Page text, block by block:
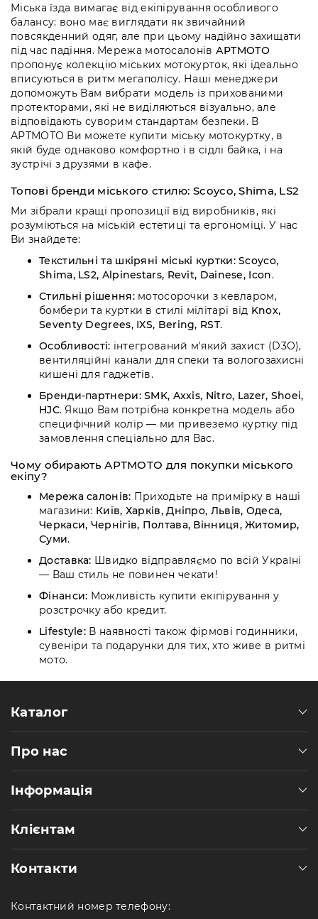
Міська їзда вимагає від екіпірування особливого
балансу: воно має виглядати як звичайний
повсякденний одяг, але при цьому надійно захищати
під час падіння. Мережа мотосалонів АРТМОТО
пропонує колекцію міських мотокурток, які ідеально
вписуються в ритм мегаполісу. Наші менеджери
допоможуть Вам вибрати модель із прихованими
протекторами, які не виділяються візуально, але
відповідають суворим стандартам безпеки. В
АРТМОТО Ви можете купити міську мотокуртку, в
якій буде однаково комфортно і в сідлі байка, і на
зустрічі з друзями в кафе.
Топові бренди міського стилю: Scoyco, Shima, LS2
Ми зібрали кращі пропозиції від виробників, які
розуміються на міській естетиці та ергономіці. У нас
Ви знайдете:
Текстильні та шкіряні міські куртки: Scoyco,
Shima, LS2, Alpinestars, Revit, Dainese, Icon.
Стильні рішення:мотосорочки з кевларом,
бомбери та куртки в стилі мілітарі від Knox,
Seventy Degrees, IXS, Bering, RST.
Особливості: інтегрований м'який захист (D3O),
вентиляційні канали для спеки та вологозахисні
кишені для гаджетів.
Бренди-партнери: SMK, Axxis, Nitro, Lazer, Shoei,
HJC. Якщо Вам потрібна конкретна модель або
специфічний колір — ми привеземо куртку під
замовлення спеціально для Вас.
Чому обирають АРТМОТО для покупки міського
екіпу?
Мережа салонів: Приходьте на примірку в наші
магазини: Київ, Харків, Дніпро, Львів, Одеса,
Черкаси, Чернігів, Полтава, Вінниця, Житомир,
Суми.
Доставка: Швидко відправляємо по всій Україні
— Ваш стиль не повинен чекати!
Фінанси: Можливість купити екіпірування у
розстрочку або кредит.
Lifestyle: В наявності також фірмові годинники,
сувеніри та подарунки для тих, хто живе в ритмі
мото.
Каталог
Про нас
Інформація
Клієнтам
Контакти
Контактний номер телефону: